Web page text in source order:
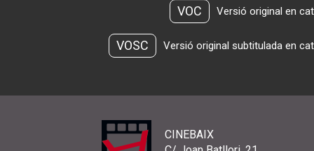
VOC Versió original en
VOSC Versió original subtitulada en
CINEBAIX